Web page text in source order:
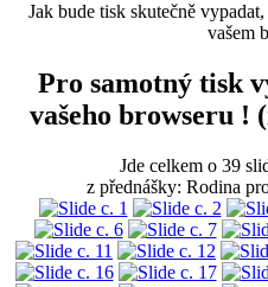
Jak bude tisk skutečně
vašem
Pro samotný tisk
vašeho browseru !
Jde celkem o 39
z přednášky: Rodina